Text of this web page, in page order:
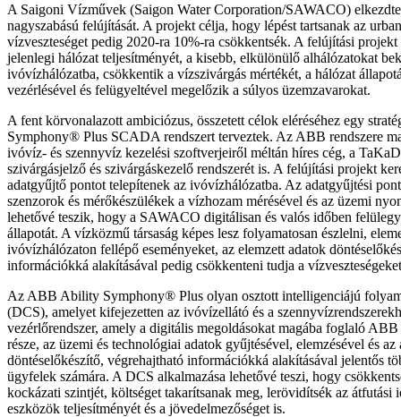
A Saigoni Vízművek (Saigon Water Corporation/SAWACO)
nagyszabású felújítását. A projekt célja, hogy lépést tartsanak az
vízveszteséget pedig 2020-ra 10%-ra csökkentsék. A felújítási
jelenlegi hálózat teljesítményét, a kisebb, elkülönülő alhálózatokat
ivóvízhálózatba, csökkentik a vízszivárgás mértékét, a hálózat
vezérlésével és felügyeltével megelőzik a súlyos üzemzavarokat.
A fent körvonalazott ambiciózus, összetett célok eléréséhez egy
Symphony® Plus SCADA rendszert terveztek. Az ABB rendszere
ivóvíz- és szennyvíz kezelési szoftverjeiről méltán híres cég, a
szivárgásjelző és szivárgáskezelő rendszerét is. A felújítási projekt
adatgyűjtő pontot telepítenek az ivóvízhálózatba. Az adatgyűjtési
szenzorok és mérőkészülékek a vízhozam mérésével és az üzemi
lehetővé teszik, hogy a SAWACO digitálisan és valós időben
állapotát. A vízközmű társaság képes lesz folyamatosan észlelni,
ivóvízhálózaton fellépő eseményeket, az elemzett adatok
információkká alakításával pedig csökkenteni tudja a
Az ABB Ability Symphony® Plus olyan osztott intelligenciájú
(DCS), amelyet kifejezetten az ivóvízellátó és a
vezérlőrendszer, amely a digitális megoldásokat magába foglaló
része, az üzemi és technológiai adatok gyűjtésével, elemzésével és az
döntéselőkészítő, végrehajtható információkká alakításával jelentős
ügyfelek számára. A DCS alkalmazása lehetővé teszi, hogy
kockázati szintjét, költséget takarítsanak meg, lerövidítsék az átfutási
eszközök teljesítményét és a jövedelmezőséget is.